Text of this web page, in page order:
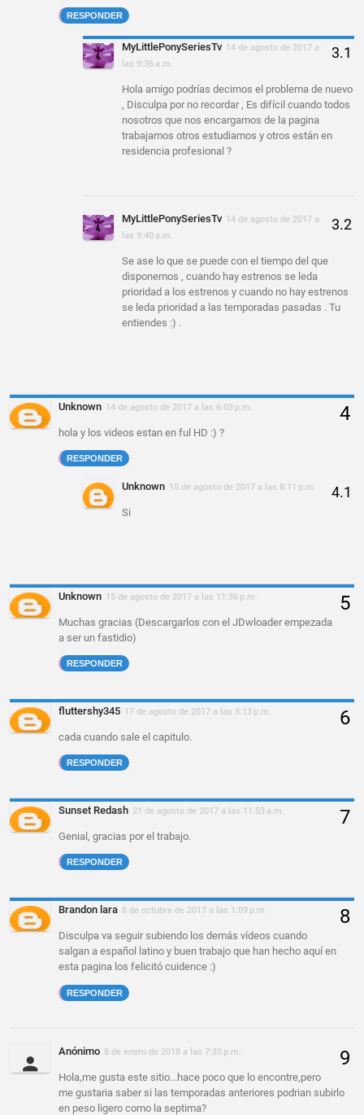
RESPONDER
MyLittlePonySeriesTv 14 de agosto de 2017 a
las 9:36 a.m.
Hola amigo podrías decirnos el problema de nuevo
, Disculpa por no recordar , Es difícil cuando todos
nosotros que nos encargamos de la pagina
trabajamos otros estudiamos y otros están en
residencia profesional ?
MyLittlePonySeriesTv 14 de agosto de 2017 a
las 9:40 a.m.
Se ase lo que se puede con el tiempo del que
disponemos , cuando hay estrenos se leda
prioridad a los estrenos y cuando no hay estrenos
se leda prioridad a las temporadas pasadas . Tu
entiendes :) .
Unknown 14 de agosto de 2017 a las 6:03 p.m.
hola y los videos estan en ful HD :) ?
RESPONDER
Unknown 15 de agosto de 2017 a las 8:11 p.m.
Si
Unknown 15 de agosto de 2017 a las 11:36 p.m.
Muchas gracias (Descargarlos con el JDwloader empezada
a ser un fastidio)
RESPONDER
fluttershy345 17 de agosto de 2017 a las 3:13 p.m.
cada cuando sale el capitulo.
RESPONDER
Sunset Redash 21 de agosto de 2017 a las 11:53 a.m.
Genial, gracias por el trabajo.
RESPONDER
Brandon lara 8 de octubre de 2017 a las 1:09 p.m.
Disculpa va seguir subiendo los demás vídeos cuando
salgan a español latino y buen trabajo que han hecho aquí en
esta pagina los felicitó cuidence :)
RESPONDER
Anónimo 8 de enero de 2018 a las 7:35 p.m.
Hola,me gusta este sitio...hace poco que lo encontre,pero
me gustaria saber si las temporadas anteriores podrian subirlo
en peso ligero como la septima?